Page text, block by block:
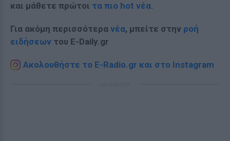
και μάθετε πρώτοι τα πιο hot νέα.
Για ακόμη περισσότερα νέα, μπείτε στην ροή
ειδήσεων του E-Daily.gr
Ακολουθήστε το E-Radio.gr και στο Instagram